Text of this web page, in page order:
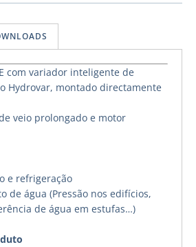
com variador inteligente de
Hydrovar, montado directamente
veio prolongado e motor
e refrigeração
de água (Pressão nos edifícios,
de água em estufas…)